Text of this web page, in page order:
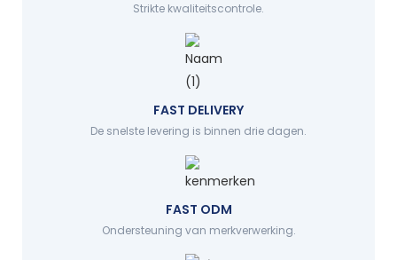
Strikte kwaliteitscontrole.
FAST DELIVERY
De snelste levering is binnen drie dagen.
FAST ODM
Ondersteuning van merkverwerking.